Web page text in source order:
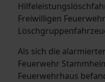
Freiwilligen
Als sich die
Feuerwehr
Feuerwehrhaus